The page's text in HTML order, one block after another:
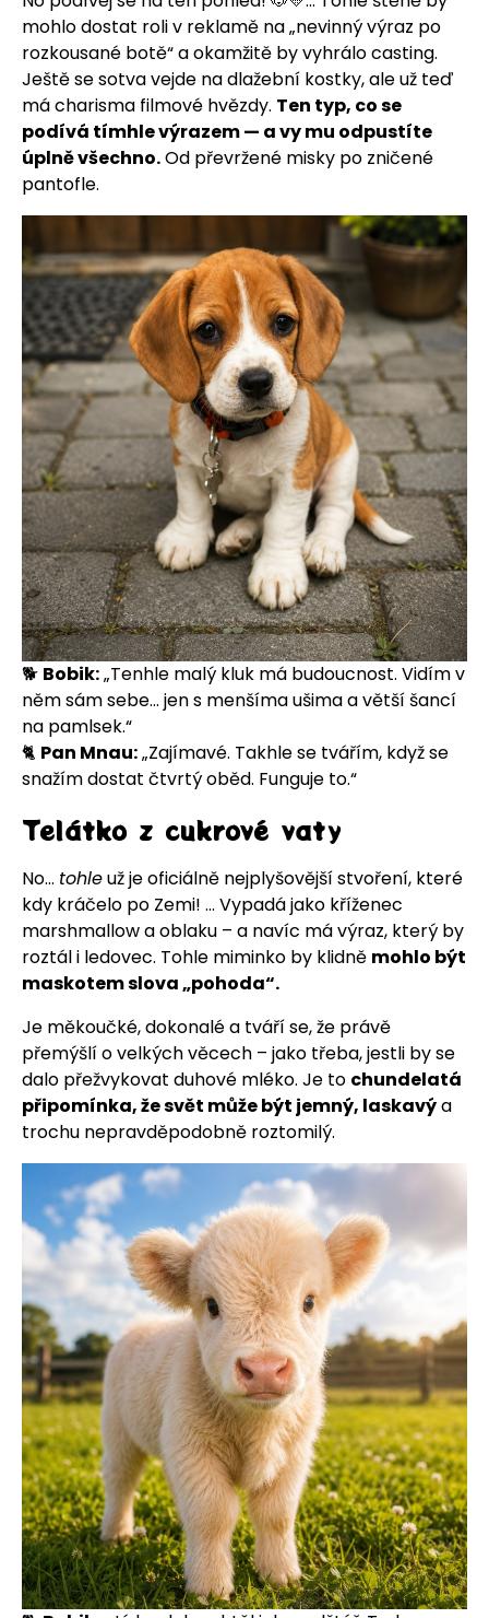
mohlo dostat roli v reklamě na „nevinný výraz po
rozkousané botě“ a okamžitě by vyhrálo casting.
Ještě se sotva vejde na dlažební kostky, ale už teď
má charisma filmové hvězdy. Ten typ, co se
podívá tímhle výrazem — a vy mu odpustíte
úplně všechno.Od převržené misky po zničené
pantofle.
🐕 Bobik:„Tenhle malý kluk má budoucnost. Vidím v
něm sám sebe… jen s menšíma ušima a větší šancí
na pamlsek.“
🐈 Pan Mnau:„Zajímavé. Takhle se tvářím, když se
snažím dostat čtvrtý oběd. Funguje to.“
Telátko z cukrové vaty
No… tohleuž je oficiálně nejplyšovější stvoření, které
kdy kráčelo po Zemi! ... Vypadá jako kříženec
marshmallow a oblaku – a navíc má výraz, který by
roztál i ledovec. Tohle miminko by klidně mohlo být
maskotem slova „pohoda“.
Je měkoučké, dokonalé a tváří se, že právě
přemýšlí o velkých věcech – jako třeba, jestli by se
dalo přežvykovat duhové mléko. Je to chundelatá
připomínka, že svět může být jemný, laskavýa
trochu nepravděpodobně roztomilý.